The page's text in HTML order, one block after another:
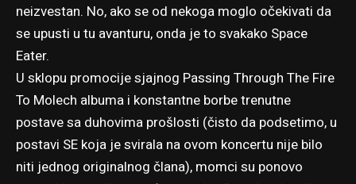
neizvestan. No, ako se od nekoga moglo očekivati da
se upusti u tu avanturu, onda je to svakako Space
Eater.
U sklopu promocije sjajnog Passing Through The Fire
To Molech albuma i konstantne borbe trenutne
postave sa duhovima prošlosti (čisto da podsetimo, u
postavi SE koja je svirala na ovom koncertu nije bilo
niti jednog originalnog člana), momci su ponovo